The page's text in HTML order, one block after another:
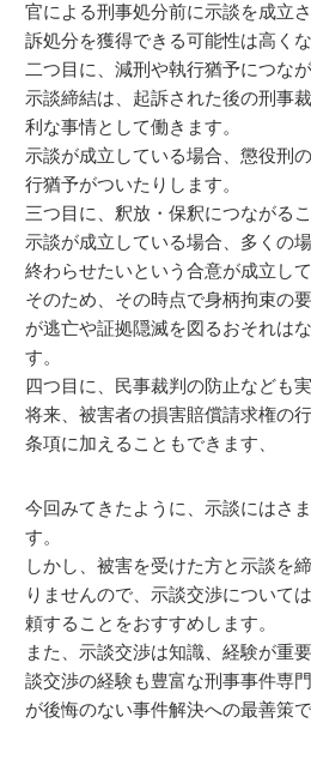
官による刑事処分前に示談を成立
訴処分を獲得できる可能性は高くな
二つ目に、減刑や執行猶予につな
示談締結は、起訴された後の刑事
利な事情として働きます。
示談が成立している場合、懲役刑
行猶予がついたりします。
三つ目に、釈放・保釈につながるこ
示談が成立している場合、多くの
終わらせたいという合意が成立し
そのため、その時点で身柄拘束の
が逃亡や証拠隠滅を図るおそれは
す。
四つ目に、民事裁判の防止なども
将来、被害者の損害賠償請求権の
条項に加えることもできます、
今回みてきたように、示談にはさ
す。
しかし、被害を受けた方と示談を
りませんので、示談交渉について
頼することをおすすめします。
また、示談交渉は知識、経験が重
談交渉の経験も豊富な刑事事件専
が後悔のない事件解決への最善策